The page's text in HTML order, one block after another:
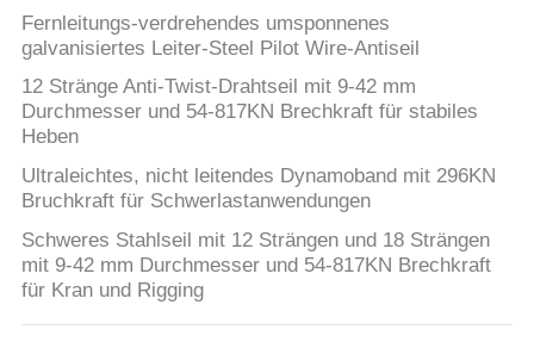
Fernleitungs-verdrehendes umsponnenes
galvanisiertes Leiter-Steel Pilot Wire-Antiseil
12 Stränge Anti-Twist-Drahtseil mit 9-42 mm
Durchmesser und 54-817KN Brechkraft für stabiles
Heben
Ultraleichtes, nicht leitendes Dynamoband mit 296KN
Bruchkraft für Schwerlastanwendungen
Schweres Stahlseil mit 12 Strängen und 18 Strängen
mit 9-42 mm Durchmesser und 54-817KN Brechkraft
für Kran und Rigging